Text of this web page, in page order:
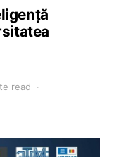
read